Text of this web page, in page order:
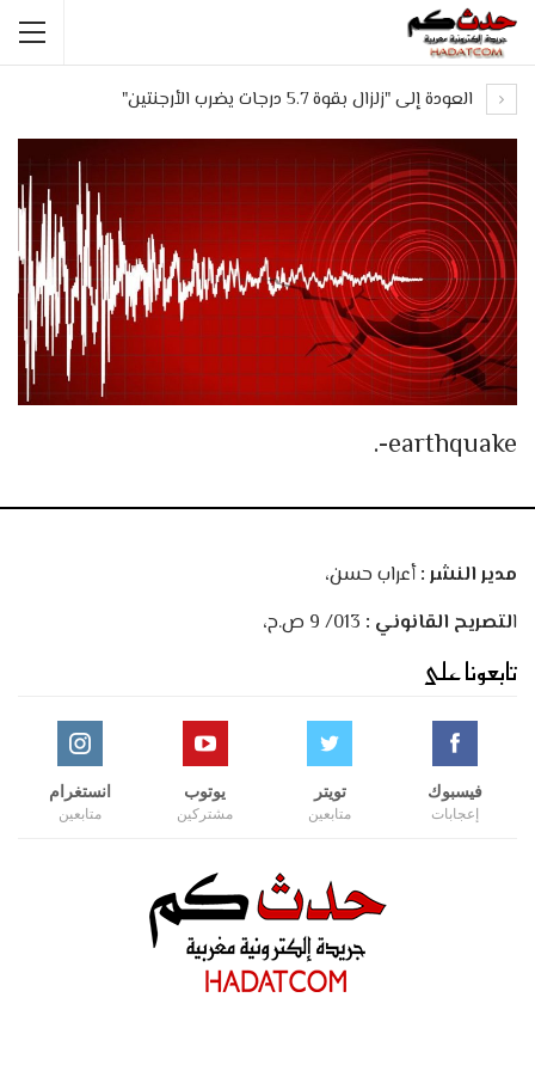
العودة إلى "زلزال بقوة 5.7 درجات يضرب الأرجنتين"
earthquake-.
مدير النشر :أعراب حسن،
التصريح القانوني :
تابعونا على
فيسبوك
إعجابات
تويتر
متابعين
يوتوب
مشتركين
انستغرام
متابعين